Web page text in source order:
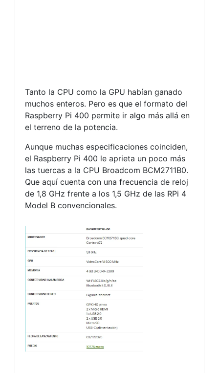
Tanto la CPU como la GPU habían ganado
muchos enteros. Pero es que el formato del
Raspberry Pi 400 permite ir algo más allá en
el terreno de la potencia.
Aunque muchas especificaciones coinciden,
el Raspberry Pi 400 le aprieta un poco más
las tuercas a la CPU Broadcom BCM2711B0.
Que aquí cuenta con una frecuencia de reloj
de 1,8 GHz frente a los 1,5 GHz de las RPi 4
Model B convencionales.